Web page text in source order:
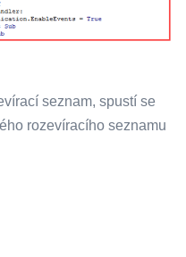
seznam, spustí se
rozevíracího seznamu